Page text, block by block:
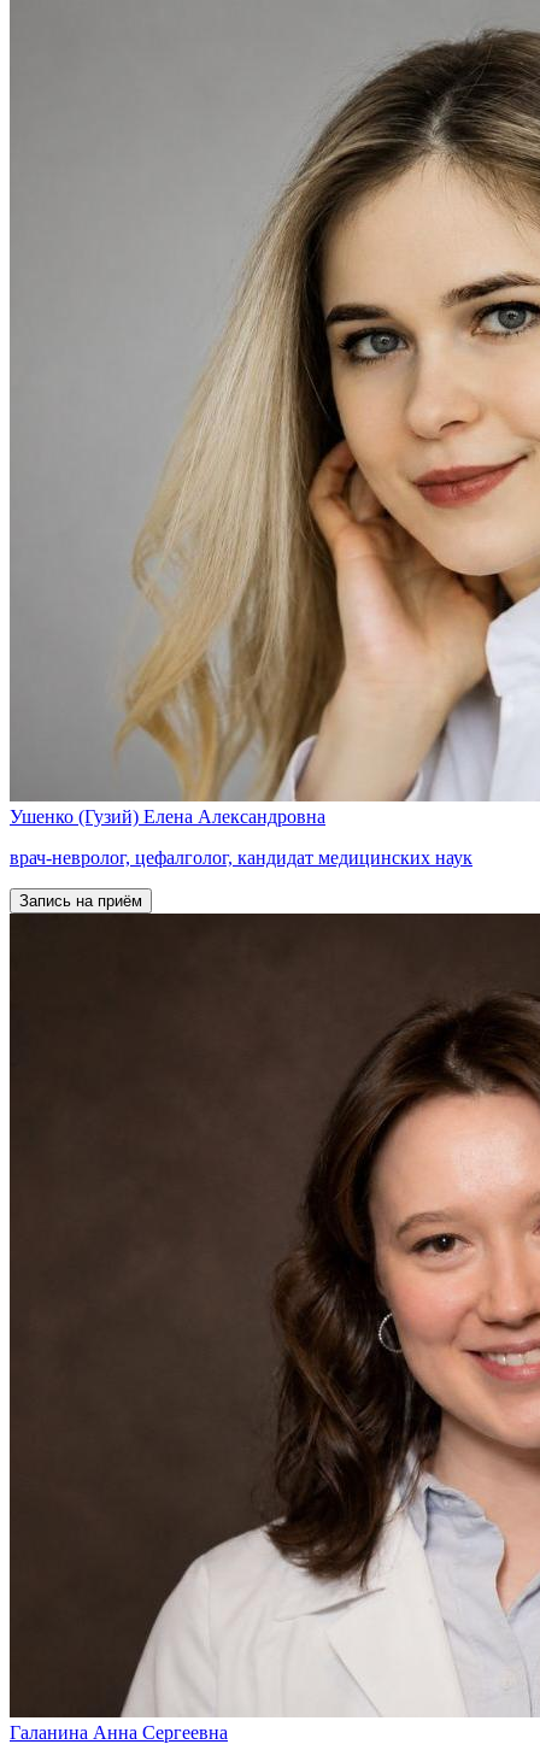
Ушенко (Гузий) Елена Александровна
врач-невролог, цефалголог, кандидат медицинских наук
Запись на приём
Галанина Анна Сергеевна